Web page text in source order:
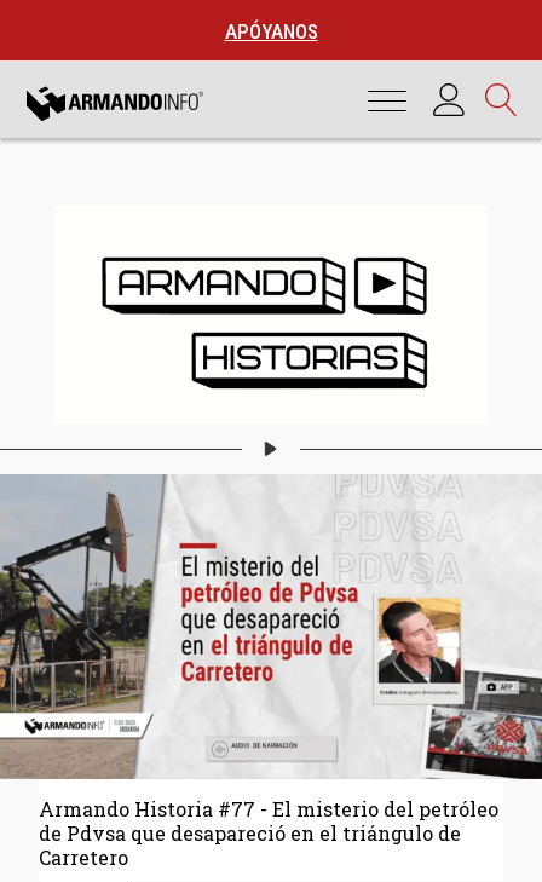
APÓYANOS
Armando Historia #77 - El misterio del petróleo
de Pdvsa que desapareció en el triángulo de
Carretero